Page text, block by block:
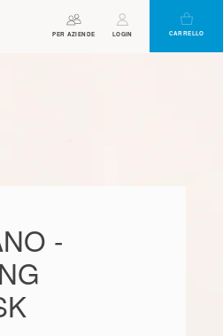
ASSISTENTE BUONO CARRELLO
PER AZIENDE LOGIN
-